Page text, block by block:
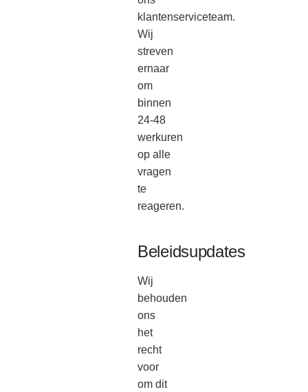
klantenserviceteam.
Wij
streven
ernaar
om
binnen
24-48
werkuren
op alle
vragen
te
reageren.
Beleidsupdates
Wij
behouden
ons
het
recht
voor
om dit